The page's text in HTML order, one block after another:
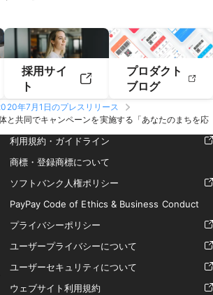
採用サイ
ト
プロダクト
ブログ
年7月1日のプレスリリース
と共同でキャンペーンを実施する「あなたのまちを応
利用規約・ガイドライン
商標・登録商標について
ソフトバンク人権ポリシー
PayPay Code of Ethics & Business Conduct
プライバシーポリシー
ユーザープライバシーについて
ユーザーセキュリティについて
ウェブサイト利用規約